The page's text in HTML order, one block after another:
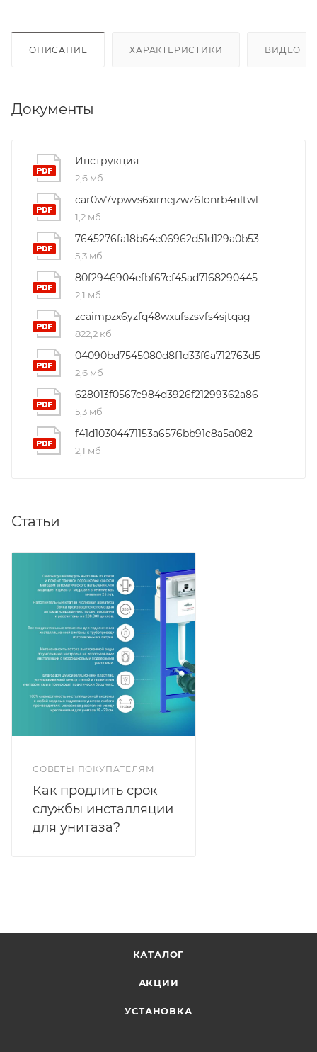
ОПИСАНИЕ ХАРАКТЕРИСТИКИ ВИДЕО
Документы
Инструкция
2,6 мб
car0w7vpwvs6ximejzwz61onrb4nltwl
1,2 мб
7645276fa18b64e06962d51d129a0b53
5,3 мб
80f2946904efbf67cf45ad7168290445
2,1 мб
zcaimpzx6yzfq48wxufszsvfs4sjtqag
822,2 кб
04090bd7545080d8f1d33f6a712763d5
2,6 мб
628013f0567c984d3926f21299362a86
5,3 мб
f41d10304471153a6576bb91c8a5a082
2,1 мб
Статьи
СОВЕТЫ ПОКУПАТЕЛЯМ
Как продлить срок
службы инсталляции
для унитаза?
КАТАЛОГ
АКЦИИ
УСТАНОВКА